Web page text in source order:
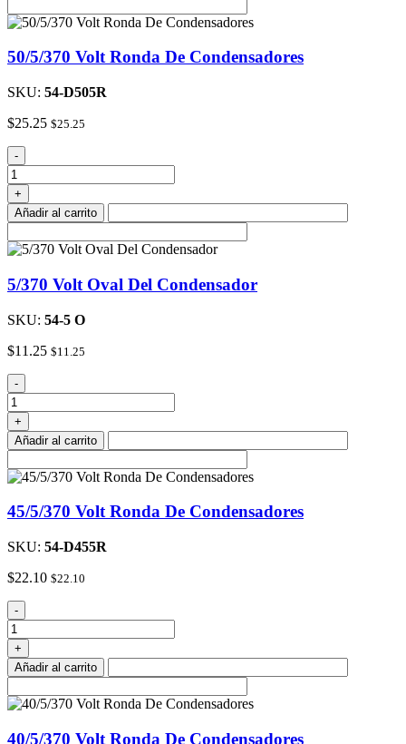
50/5/370 Volt Ronda De Condensadores
SKU: 54-D505R
$25.25 $25.25
50/5/370
Volt
Ronda
De
Condensadores
-
+
Añadir al carrito
5/370 Volt Oval Del Condensador
SKU: 54-5 O
$11.25 $11.25
5/370
Volt
Oval
Del
Condensador
-
+
Añadir al carrito
45/5/370 Volt Ronda De Condensadores
SKU: 54-D455R
$22.10 $22.10
45/5/370
Volt
Ronda
De
Condensadores
-
+
Añadir al carrito
40/5/370 Volt Ronda De Condensadores